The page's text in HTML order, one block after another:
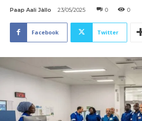
Paap Aali Jàllo 23/05/2025 0 0
Facebook Twitter